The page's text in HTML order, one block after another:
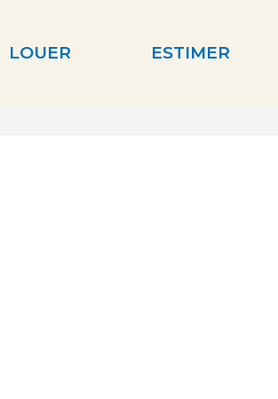
LOUER ESTIMER